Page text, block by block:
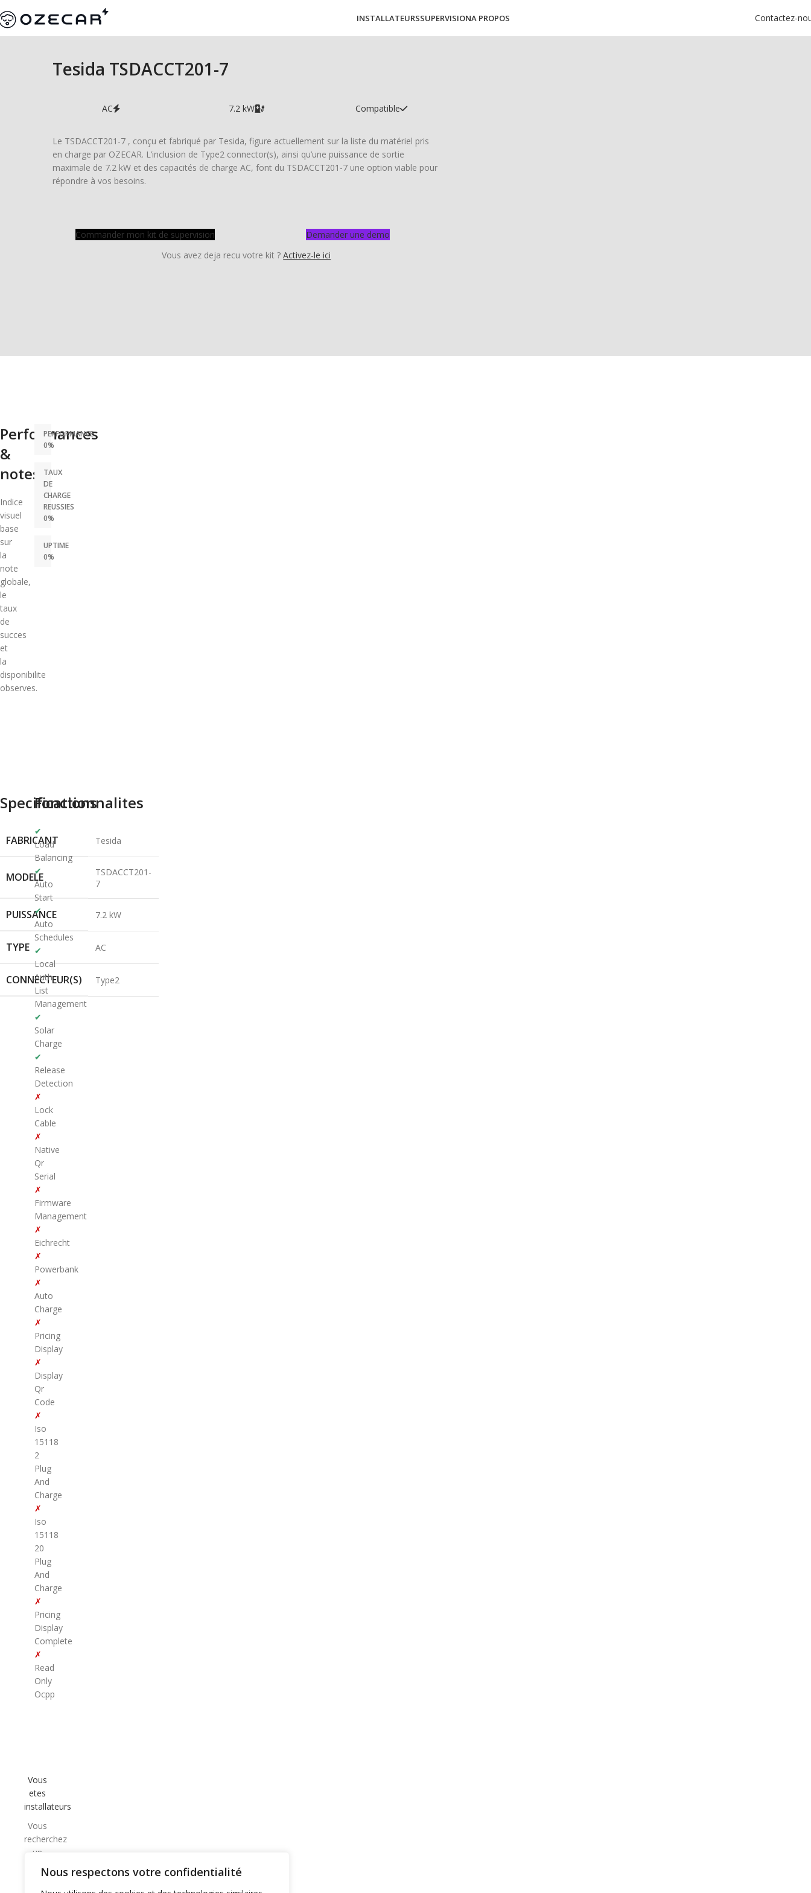
Nous respectons votre confidentialité
INSTALLATEURSSUPERVISIONA PROPOS Contactez-
Tesida TSDACCT201-7
AC 7.2 kW Compatible
Le TSDACCT201-7 , conçu et fabriqué par Tesida, figure actuellement sur la liste du matériel pris
en charge par OZECAR. L’inclusion de Type2 connector(s), ainsi qu’une puissance de sortie
maximale de 7.2 kW et des capacités de charge AC, font du TSDACCT201-7 une option viable pour
répondre à vos besoins.
Commander mon kit de supervision
Demander une demo
Vous avez deja recu votre kit ?Activez-le ici
Performances
&
notes
Indice
visuel
base
sur
la
note
globale,
le
taux
de
succes
et
la
disponibilite
observes.
PERFORMANCE
0%
TAUX
DE
CHARGE
REUSSIES
0%
UPTIME
0%
Specifications
FABRICANT Tesida
MODELE
TSDACCT201-
7
PUISSANCE 7.2 kW
TYPE AC
CONNECTEUR(S) Type2
Fonctionnalites
✔
Load
Balancing
✔
Auto
Start
✔
Auto
Schedules
✔
Local
Auth
List
Management
✔
Solar
Charge
✔
Release
Detection
✗
Lock
Cable
✗
Native
Qr
Serial
✗
Firmware
Management
✗
Eichrecht
✗
Powerbank
✗
Auto
Charge
✗
Pricing
Display
✗
Display
Qr
Code
✗
Iso
15118
2
Plug
And
Charge
✗
Iso
15118
20
Plug
And
Charge
✗
Pricing
Display
Complete
✗
Read
Only
Ocpp
Vous
etes
installateurs
Vous
recherchez
un
partenaire
CPO